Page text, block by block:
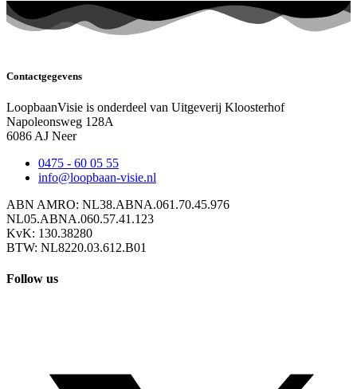
Contactgegevens
LoopbaanVisie is onderdeel van Uitgeverij Kloosterhof
Napoleonsweg 128A
6086 AJ Neer
0475 - 60 05 55
info@loopbaan-visie.nl
ABN AMRO: NL38.ABNA.061.70.45.976
NL05.ABNA.060.57.41.123
KvK: 130.38280
BTW: NL8220.03.612.B01
Follow us